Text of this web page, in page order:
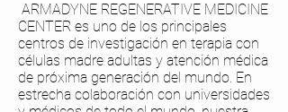
ARMADYNE REGENERATIVE MEDICINE
CENTER es uno de los principales
centros de investigación en terapia con
células madre adultas y atención médica
de próxima generación del mundo. En
estrecha colaboración con universidades